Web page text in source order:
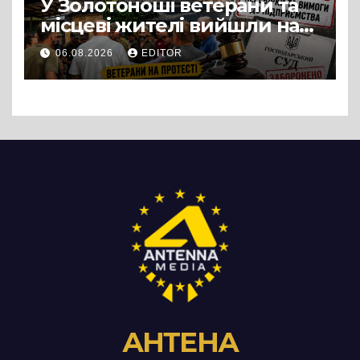
У Золотоноші ветерани та
місцеві жителі вийшли на
протест до стін
підприємства ТОВ «Омега
Три», що займається
06.08.2026 EDITOR
АНТЕНА